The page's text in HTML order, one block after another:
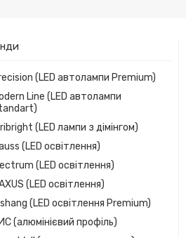
(LED автолампи Premium)
Line (LED автолампи
(LED лампи з дімінгом)
(LED освітлення)
(LED освітлення)
(LED освітлення)
(LED освітлення Premium)
(алюмінієвий профіль)